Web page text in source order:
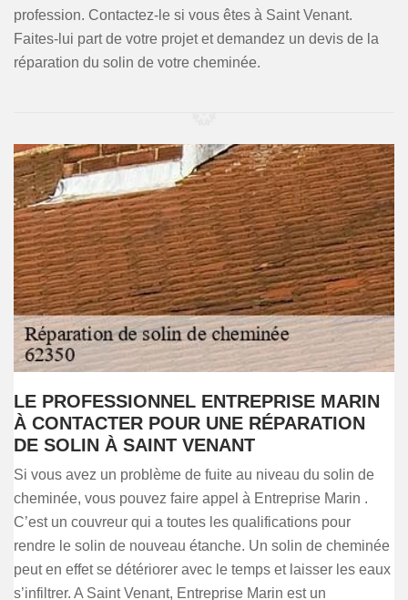
profession. Contactez-le si vous êtes à Saint Venant.
Faites-lui part de votre projet et demandez un devis de la
réparation du solin de votre cheminée.
LE PROFESSIONNEL ENTREPRISE MARIN
À CONTACTER POUR UNE RÉPARATION
DE SOLIN À SAINT VENANT
Si vous avez un problème de fuite au niveau du solin de
cheminée, vous pouvez faire appel à Entreprise Marin .
C’est un couvreur qui a toutes les qualifications pour
rendre le solin de nouveau étanche. Un solin de cheminée
peut en effet se détériorer avec le temps et laisser les eaux
s’infiltrer. A Saint Venant, Entreprise Marin est un